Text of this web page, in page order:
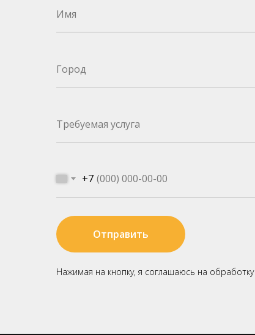
+7
Отправить
Нажимая на кнопку, я соглашаюсь на обработку